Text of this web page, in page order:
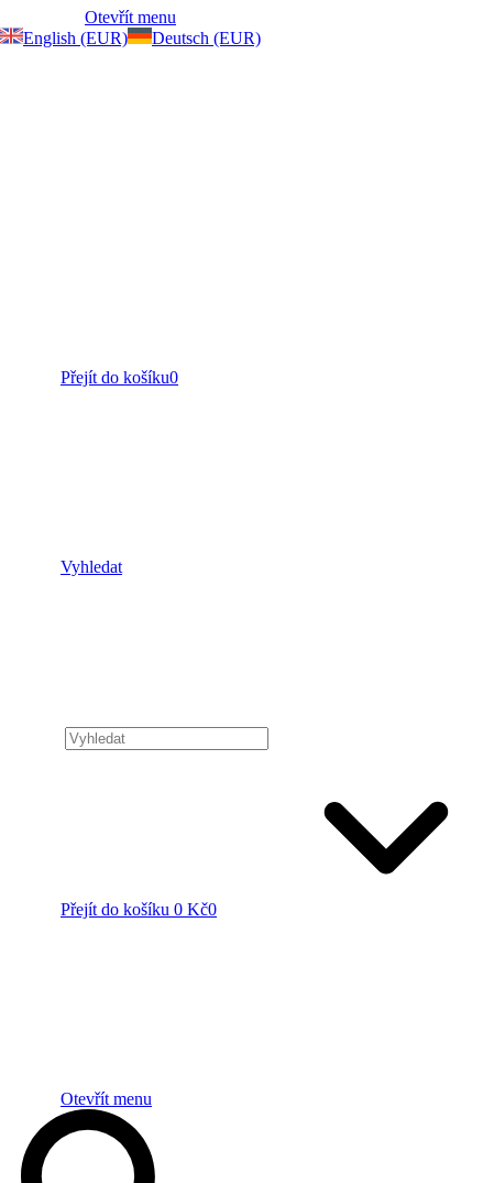
Otevřít menu
English (EUR) Deutsch (EUR)
Přejít do košíku0
Vyhledat
Přejít do košíku 0 Kč0
Otevřít menu